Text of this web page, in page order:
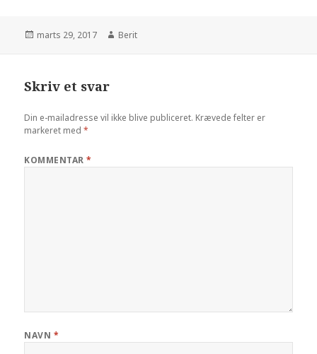
marts 29, 2017 Berit
Skriv et svar
Din e-mailadresse vil ikke blive publiceret. Krævede felter er
markeret med*
KOMMENTAR*
NAVN *